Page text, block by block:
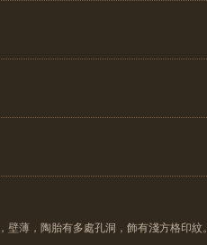
壁薄，陶胎有多處孔洞，飾有淺方格印紋。